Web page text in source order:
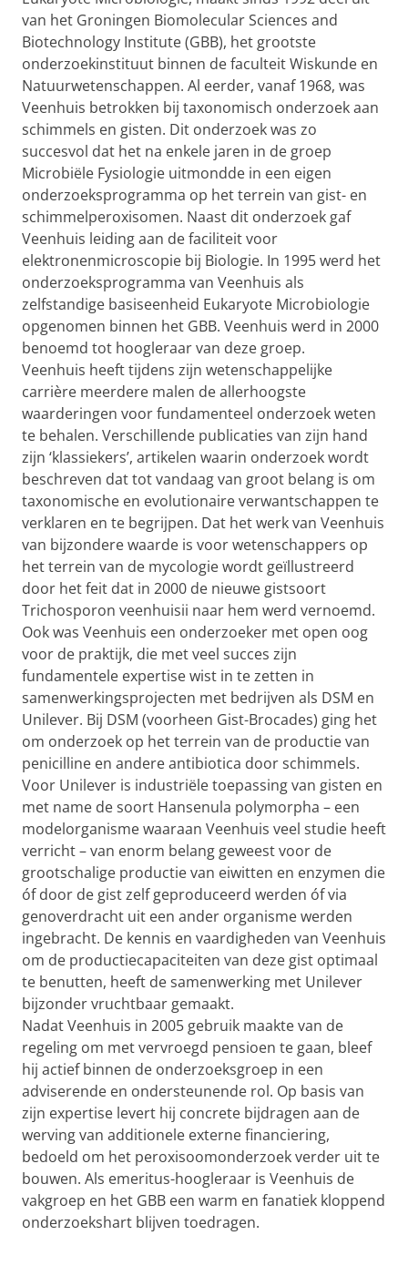
van het Groningen Biomolecular Sciences and
Biotechnology Institute (GBB), het grootste
onderzoekinstituut binnen de faculteit Wiskunde en
Natuurwetenschappen. Al eerder, vanaf 1968, was
Veenhuis betrokken bij taxonomisch onderzoek aan
schimmels en gisten. Dit onderzoek was zo
succesvol dat het na enkele jaren in de groep
Microbiële Fysiologie uitmondde in een eigen
onderzoeksprogramma op het terrein van gist- en
schimmelperoxisomen. Naast dit onderzoek gaf
Veenhuis leiding aan de faciliteit voor
elektronenmicroscopie bij Biologie. In 1995 werd het
onderzoeksprogramma van Veenhuis als
zelfstandige basiseenheid Eukaryote Microbiologie
opgenomen binnen het GBB. Veenhuis werd in 2000
benoemd tot hoogleraar van deze groep.
Veenhuis heeft tijdens zijn wetenschappelijke
carrière meerdere malen de allerhoogste
waarderingen voor fundamenteel onderzoek weten
te behalen. Verschillende publicaties van zijn hand
zijn ‘klassiekers’, artikelen waarin onderzoek wordt
beschreven dat tot vandaag van groot belang is om
taxonomische en evolutionaire verwantschappen te
verklaren en te begrijpen. Dat het werk van Veenhuis
van bijzondere waarde is voor wetenschappers op
het terrein van de mycologie wordt geïllustreerd
door het feit dat in 2000 de nieuwe gistsoort
Trichosporon veenhuisii naar hem werd vernoemd.
Ook was Veenhuis een onderzoeker met open oog
voor de praktijk, die met veel succes zijn
fundamentele expertise wist in te zetten in
samenwerkingsprojecten met bedrijven als DSM en
Unilever. Bij DSM (voorheen Gist-Brocades) ging het
om onderzoek op het terrein van de productie van
penicilline en andere antibiotica door schimmels.
Voor Unilever is industriële toepassing van gisten en
met name de soort Hansenula polymorpha – een
modelorganisme waaraan Veenhuis veel studie heeft
verricht – van enorm belang geweest voor de
grootschalige productie van eiwitten en enzymen die
óf door de gist zelf geproduceerd werden óf via
genoverdracht uit een ander organisme werden
ingebracht. De kennis en vaardigheden van Veenhuis
om de productiecapaciteiten van deze gist optimaal
te benutten, heeft de samenwerking met Unilever
bijzonder vruchtbaar gemaakt.
Nadat Veenhuis in 2005 gebruik maakte van de
regeling om met vervroegd pensioen te gaan, bleef
hij actief binnen de onderzoeksgroep in een
adviserende en ondersteunende rol. Op basis van
zijn expertise levert hij concrete bijdragen aan de
werving van additionele externe financiering,
bedoeld om het peroxisoomonderzoek verder uit te
bouwen. Als emeritus-hoogleraar is Veenhuis de
vakgroep en het GBB een warm en fanatiek kloppend
onderzoekshart blijven toedragen.